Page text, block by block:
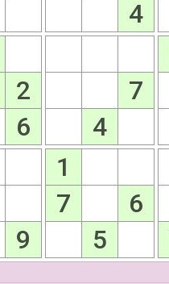
4
2 7
6
4
1
7
6
9
5